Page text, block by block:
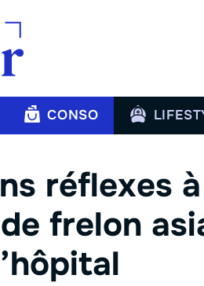
CONSO
réflexes
frelon